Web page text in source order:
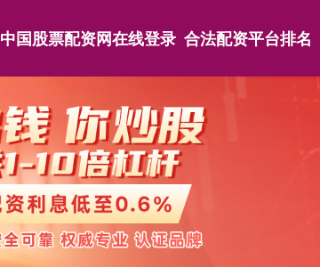
中国股票配资网在线登录 合法配资平台排名